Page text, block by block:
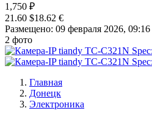
1,750 ₽
21.60 $18.62 €
Размещено: 09 февраля 2026, 09:16
2 фото
Главная
Донецк
Электроника